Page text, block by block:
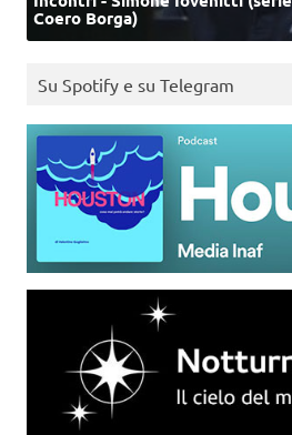
Coero Borga)
Su Spotify e su Telegram